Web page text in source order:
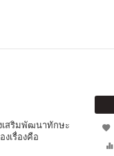
สริมพัฒนาทักษะ
งเรื่องคือ